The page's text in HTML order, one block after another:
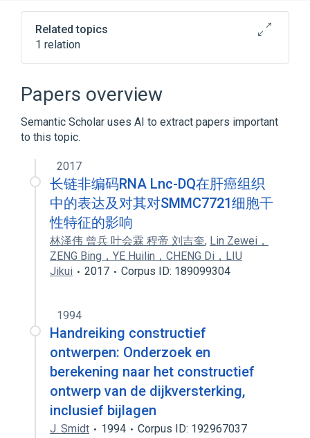
Related topics
1 relation
Papers overview
Semantic Scholar uses AI to extract papers important
to this topic.
2017
长链非编码RNA Lnc-DQ在肝癌组织
中的表达及对其对SMMC7721细胞干
性特征的影响
林泽伟 曾兵 叶会霖 程帝 刘吉奎, Lin Zewei，
ZENG Bing，YE Huilin，CHENG Di，LIU
Jikui
2017 Corpus ID: 189099304
1994
Handreiking constructief
ontwerpen: Onderzoek en
berekening naar het constructief
ontwerp van de dijkversterking,
inclusief bijlagen
J. Smidt 1994
Corpus ID: 192967037